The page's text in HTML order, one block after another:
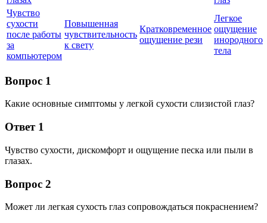
Чувство
сухости
после работы
за
компьютером
Повышенная
чувствительность
к свету
Кратковременное
ощущение рези
Легкое
ощущение
инородного
тела
Вопрос 1
Какие основные симптомы у легкой сухости слизистой глаз?
Ответ 1
Чувство сухости, дискомфорт и ощущение песка или пыли в
глазах.
Вопрос 2
Может ли легкая сухость глаз сопровождаться покраснением?